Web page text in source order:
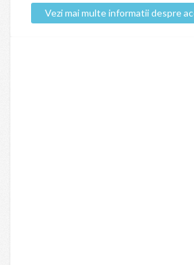
Vezi mai multe informatii despre